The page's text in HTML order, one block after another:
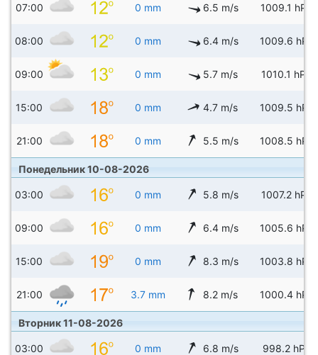
07:00 0 mm 6.5 m/s 1009.1 hPa
08:00 0 mm 6.4 m/s 1009.6 hPa
09:00 0 mm 5.7 m/s 1010.1 hPa
15:00 0 mm 4.7 m/s 1009.5 hPa
21:00 0 mm 5.5 m/s 1008.5 hPa
Понедельник 10-08-2026
03:00 0 mm 5.8 m/s 1007.2 hPa
09:00 0 mm 6.4 m/s 1005.6 hPa
15:00 0 mm 8.3 m/s 1003.8 hPa
21:00 3.7 mm 8.2 m/s 1000.4 hPa
Вторник 11-08-2026
03:00 0 mm 6.8 m/s 998.2 hPa